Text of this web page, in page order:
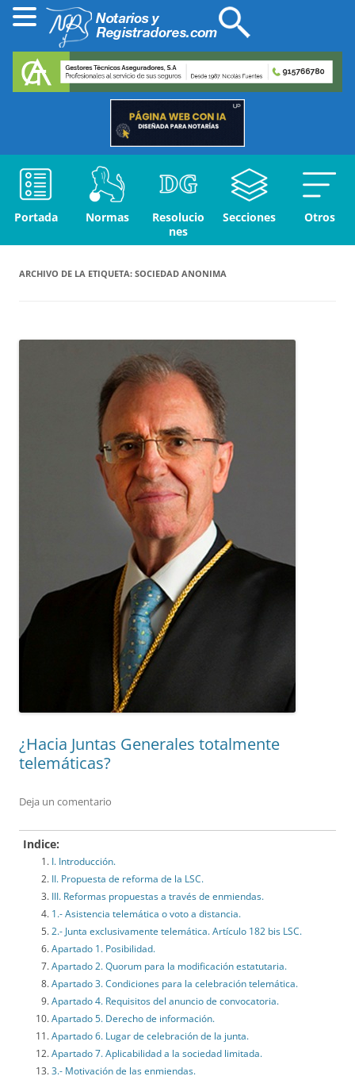
Portada Normas
Resolucio
nes
Secciones Otros
ARCHIVO DE LA ETIQUETA: SOCIEDAD ANONIMA
¿Hacia Juntas Generales totalmente
telemáticas?
Deja un comentario
Indice:
I. Introducción.
II. Propuesta de reforma de la LSC.
III. Reformas propuestas a través de enmiendas.
1.- Asistencia telemática o voto a distancia.
2.- Junta exclusivamente telemática. Artículo 182 bis LSC.
Apartado 1. Posibilidad.
Apartado 2. Quorum para la modificación estatutaria.
Apartado 3. Condiciones para la celebración telemática.
Apartado 4. Requisitos del anuncio de convocatoria.
Apartado 5. Derecho de información.
Apartado 6. Lugar de celebración de la junta.
Apartado 7. Aplicabilidad a la sociedad limitada.
3.- Motivación de las enmiendas.